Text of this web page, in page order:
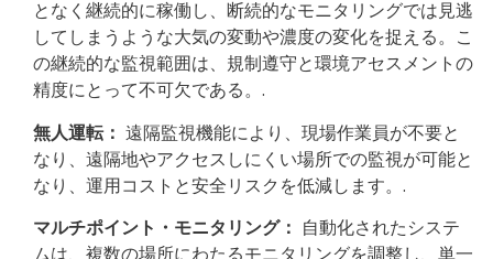
となく継続的に稼働し、断続的なモニタリングでは見逃
してしまうような大気の変動や濃度の変化を捉える。こ
の継続的な監視範囲は、規制遵守と環境アセスメントの
精度にとって不可欠である。.
無人運転： 遠隔監視機能により、現場作業員が不要と
なり、遠隔地やアクセスしにくい場所での監視が可能と
なり、運用コストと安全リスクを低減します。.
マルチポイント・モニタリング： 自動化されたシステ